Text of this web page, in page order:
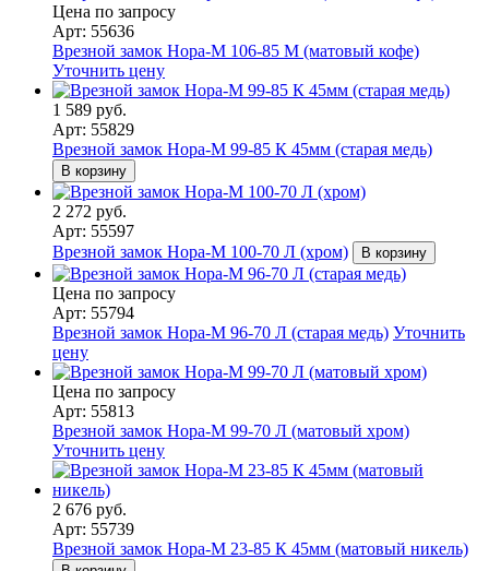
Цена по запросу
Арт: 55636
Врезной замок Нора-М 106-85 М (матовый кофе)
Уточнить цену
1 589 руб.
Арт: 55829
Врезной замок Нора-М 99-85 К 45мм (старая медь)
В корзину
2 272 руб.
Арт: 55597
Врезной замок Нора-М 100-70 Л (хром)
В корзину
Цена по запросу
Арт: 55794
Врезной замок Нора-М 96-70 Л (старая медь) Уточнить
цену
Цена по запросу
Арт: 55813
Врезной замок Нора-М 99-70 Л (матовый хром)
Уточнить цену
2 676 руб.
Арт: 55739
Врезной замок Нора-М 23-85 К 45мм (матовый никель)